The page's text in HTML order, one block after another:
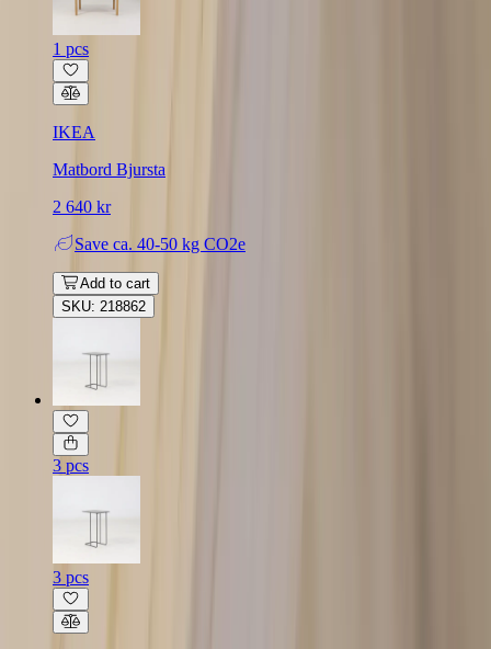
1 pcs
IKEA
Matbord Bjursta
2 640 kr
Save ca. 40-50 kg CO2e
Add to cart
SKU: 218862
3 pcs
3 pcs